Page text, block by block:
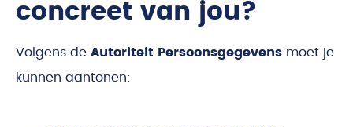
concreet van jou?
Volgens de Autoriteit Persoonsgegevens moet je
kunnen aantonen: